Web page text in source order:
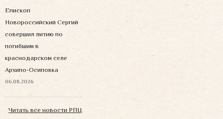
Епископ
Новороссийский Сергий
совершил литию по
погибшим в
краснодарском селе
Архипо-Осиповка
06.08.2026
Читать все новости РПЦ